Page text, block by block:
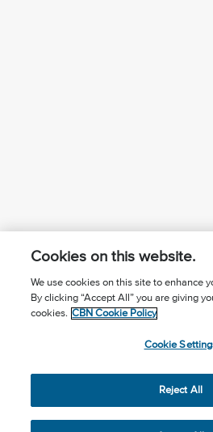
¿Conoces a Jesús?
Seguir Mundo Cristiano
Terms of
Cookie
Cookies on this website.
We use cookies on this site to enhance
By clicking “Accept All” you are giving
cookies. CBN Cookie Policy
Cookie
Reject All